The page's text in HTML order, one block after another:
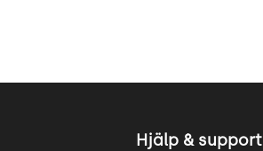
Hjälp & support